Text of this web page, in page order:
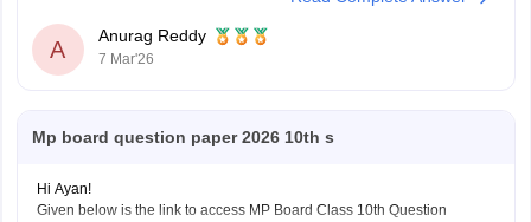
A
Anurag Reddy
7 Mar'26
Mp board question paper 2026 10th s
Hi Ayan!
Given below is the link to access MP Board Class 10th Question